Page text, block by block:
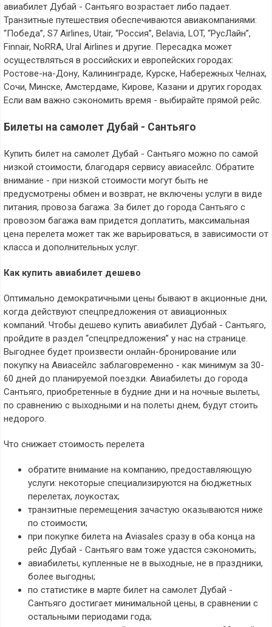
авиабилет Дубай - Сантьяго возрастает либо падает.
Транзитные путешествия обеспечиваются авиакомпаниями:
“Победа”, S7 Airlines, Utair, “Россия”, Belavia, LOT, “РусЛайн”,
Finnair, NoRRA, Ural Airlines и другие. Пересадка может
осуществляться в российских и европейских городах:
Ростове-на-Дону, Калининграде, Курске, Набережных Челнах,
Сочи, Минске, Амстердаме, Кирове, Казани и других городах.
Если вам важно сэкономить время - выбирайте прямой рейс.
Билеты на самолет Дубай - Сантьяго
Купить билет на самолет Дубай - Сантьяго можно по самой
низкой стоимости, благодаря сервису авиасейлс. Обратите
внимание - при низкой стоимости могут быть не
предусмотрены обмен и возврат, не включены услуги в виде
питания, провоза багажа. За билет до города Сантьяго с
провозом багажа вам придется доплатить, максимальная
цена перелета может так же варьироваться, в зависимости от
класса и дополнительных услуг.
Как купить авиабилет дешево
Оптимально демократичными цены бывают в акционные дни,
когда действуют спецпредложения от авиационных
компаний. Чтобы дешево купить авиабилет Дубай - Сантьяго,
пройдите в раздел “спецпредложения” у нас на странице.
Выгоднее будет произвести онлайн-бронирование или
покупку на Авиасейлс заблаговременно - как минимум за 30-
60 дней до планируемой поездки. Авиабилеты до города
Сантьяго, приобретенные в будние дни и на ночные вылеты,
по сравнению с выходными и на полеты днем, будут стоить
недорого.
Что снижает стоимость перелета
обратите внимание на компанию, предоставляющую
услуги: некоторые специализируются на бюджетных
перелетах, лоукостах;
транзитные перемещения зачастую оказываются ниже
по стоимости;
при покупке билета на Aviasales сразу в оба конца на
рейс Дубай - Сантьяго вам тоже удастся сэкономить;
авиабилеты, купленные не в выходные, не в праздники,
более выгодны;
по статистике в марте билет на самолет Дубай -
Сантьяго достигает минимальной цены, в сравнении с
остальными периодами года;